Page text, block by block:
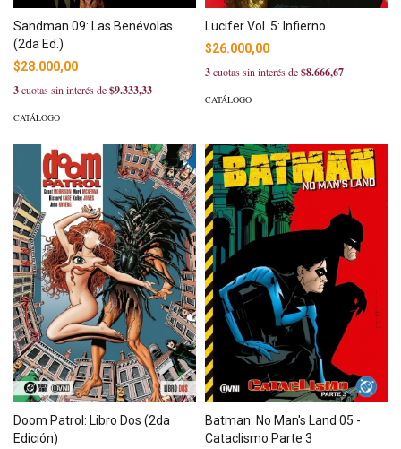
Sandman 09: Las Benévolas
(2da Ed.)
$28.000,00
3cuotas sin interés de$9.333,33
CATÁLOGO
Lucifer Vol. 5: Infierno
$26.000,00
3cuotas sin interés de$8.666,67
CATÁLOGO
Doom Patrol: Libro Dos (2da
Edición)
Batman: No Man's Land 05 -
Cataclismo Parte 3